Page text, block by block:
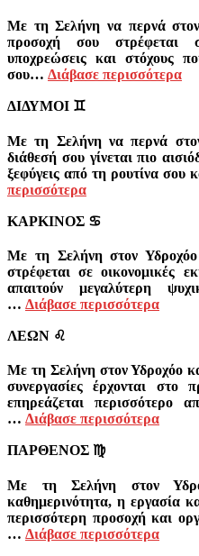
Με τη Σελήνη να περνά
προσοχή σου στρέφεται
υποχρεώσεις και στόχους
σου… Διάβασε περισσότερα
ΔΙΔΥΜΟΙ ♊
Με τη Σελήνη να περνά
διάθεσή σου γίνεται πιο
ξεφύγεις από τη ρουτίνα σου
περισσότερα
ΚΑΡΚΙΝΟΣ ♋
Με τη Σελήνη στον
στρέφεται σε οικονομικές
απαιτούν μεγαλύτερη
… Διάβασε περισσότερα
ΛΕΩΝ ♌
Με τη Σελήνη στον Υδροχόο
συνεργασίες έρχονται στο
επηρεάζεται
… Διάβασε περισσότερα
ΠΑΡΘΕΝΟΣ ♍
Με τη Σελήνη στον
καθημερινότητα, η εργασία
περισσότερη προσοχή και
… Διάβασε περισσότερα